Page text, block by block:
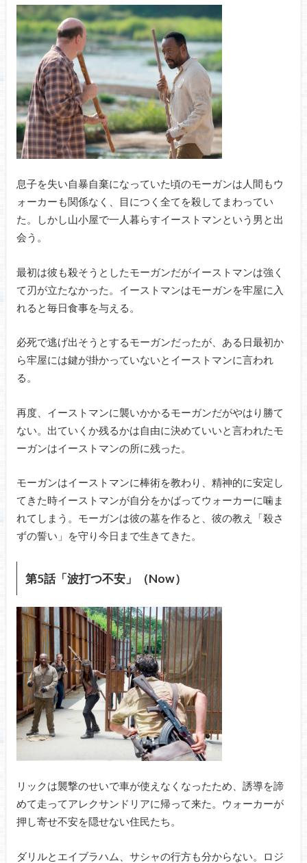
息子を失い自暴自棄になっていた頃のモーガンは人間もウ
ォーカーも関係なく、目につく全てを殺してまわってい
た。しかし山小屋で一人暮らすイーストマンという男と出
会う。
最初は彼も殺そうとしたモーガンだがイーストマンは強く
て刃が立たなかった。イーストマンはモーガンを牢屋に入
れると毎日食事を与える。
必死で逃げ出そうとするモーガンだったが、ある日最初か
ら牢屋には鍵が掛かっていないとイーストマンに言われ
る。
再度、イーストマンに襲いかかるモーガンだがやはり勝て
ない。出ていくか残るかは自由に決めていいと言われたモ
ーガンはイーストマンの所に残った。
モーガンはイーストマンに棒術を教わり、精神的に安定し
てきた時イーストマンが自分をかばってウォーカーに噛ま
れてしまう。モーガンは彼の墓を作ると、彼の教え「殺さ
ずの誓い」を守り今日まで生きてきた。
第5話「波打つ不安」（Now）
リックは襲撃のせいで車が使えなくなったため、誘導を諦
めて走ってアレクサンドリアに帰って来た。ウォーカーが
押し寄せ不安を隠せない住民たち。
ダリルとエイブラハム、サシャの行方も分からない。ロジ